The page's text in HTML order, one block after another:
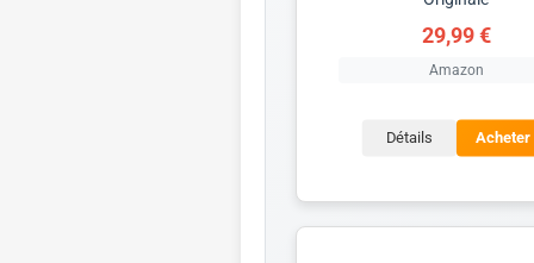
29,99 €
Amazon
Détails Acheter